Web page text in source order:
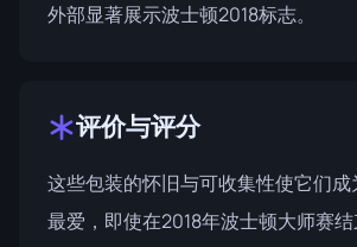
外部显著展示波士顿2018标志。
评价与评分
这些包装的怀旧与可收集性使它们
最爱，即使在2018年波士顿大师赛结